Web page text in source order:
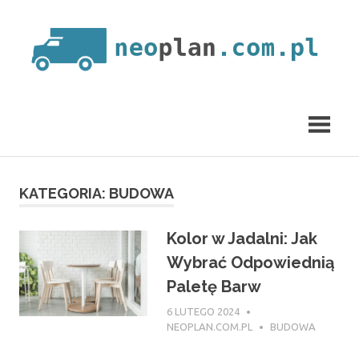
content
KATEGORIA: BUDOWA
Kolor w Jadalni: Jak
Wybrać Odpowiednią
Paletę Barw
6 LUTEGO 2024
NEOPLAN.COM.PL
BUDOWA